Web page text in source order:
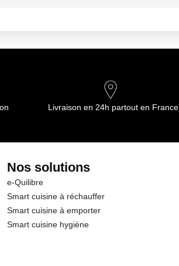
Livraison en 24h partout en France
Nos solutions
e-Quilibre
Smart cuisine à réchauffer
Smart cuisine à emporter
Smart cuisine hygiène